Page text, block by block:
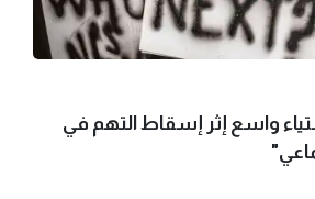
واسع إثر إسقاط التهم في